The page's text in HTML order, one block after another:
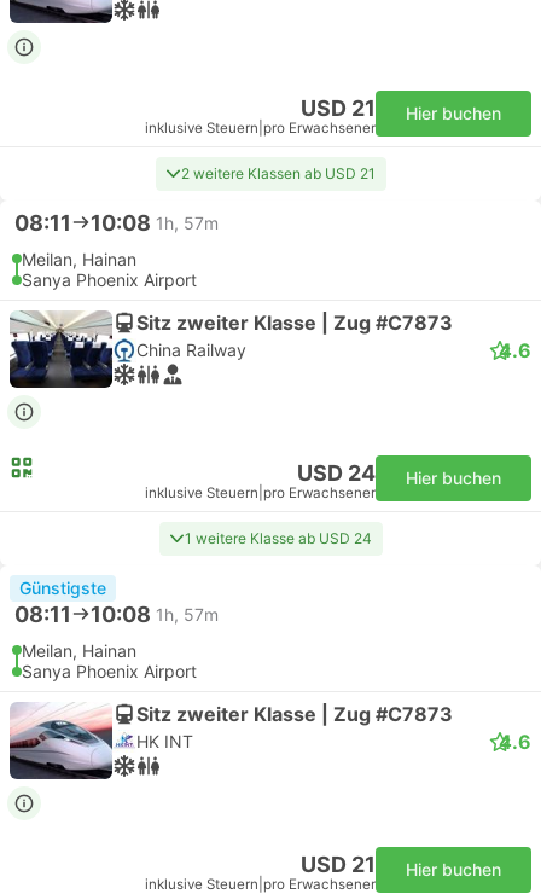
USD 21
inklusive Steuern pro Erwachsener
Hier buchen
2 weitere Klassen ab USD 21
08:11 10:08 1h, 57m
Meilan, Hainan
Sanya Phoenix Airport
Sitz zweiter Klasse | Zug #C7873
China Railway 4.6
USD 24
inklusive Steuern pro Erwachsener
Hier buchen
1 weitere Klasse ab USD 24
Günstigste
08:11 10:08 1h, 57m
Meilan, Hainan
Sanya Phoenix Airport
Sitz zweiter Klasse | Zug #C7873
HK INT 4.6
USD 21
inklusive Steuern pro Erwachsener
Hier buchen